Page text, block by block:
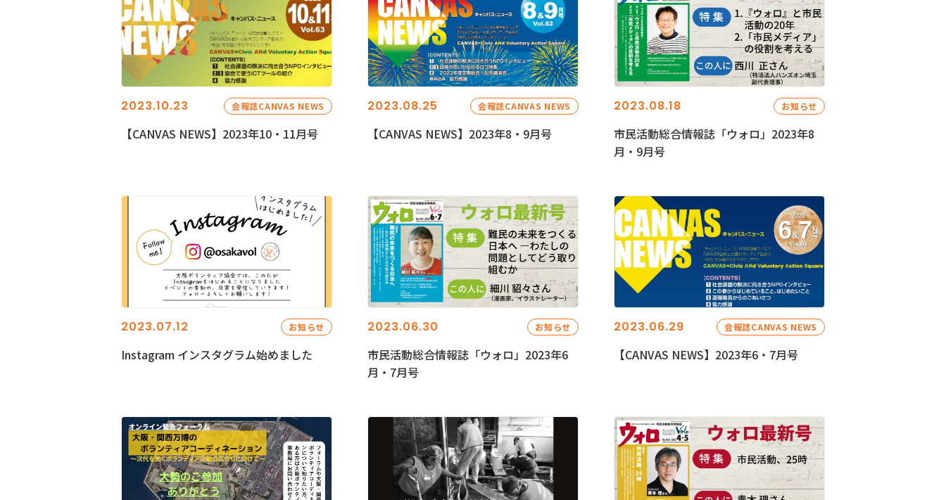
2023.10.23 会報誌CANVAS NEWS
【CANVAS NEWS】2023年10・11月号
2023.08.25 会報誌CANVAS NEWS
【CANVAS NEWS】2023年8・9月号
2023.08.18 お知らせ
市民活動総合情報誌「ウォロ」2023年8
月・9月号
2023.07.12 お知らせ
Instagram インスタグラム始めました
2023.06.30 お知らせ
市民活動総合情報誌「ウォロ」2023年6
月・7月号
2023.06.29 会報誌CANVAS NEWS
【CANVAS NEWS】2023年6・7月号